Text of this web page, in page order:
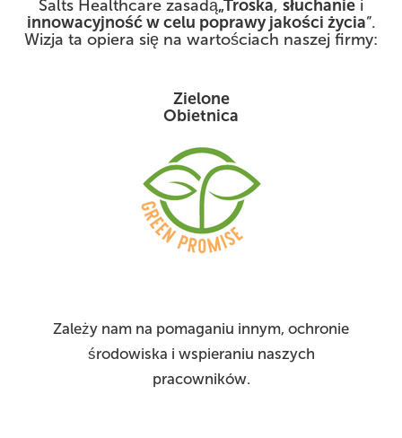
Salts Healthcare zasadą„Troska, słuchanie i
innowacyjność w celu poprawy jakości życia”.
Wizja ta opiera się na wartościach naszej firmy:
Zielone
Obietnica
Zależy nam na pomaganiu innym, ochronie
środowiska i wspieraniu naszych
pracowników.